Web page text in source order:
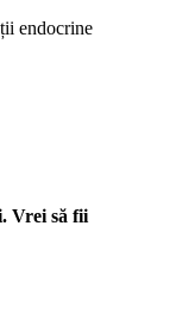
endocrine
Vrei să fii